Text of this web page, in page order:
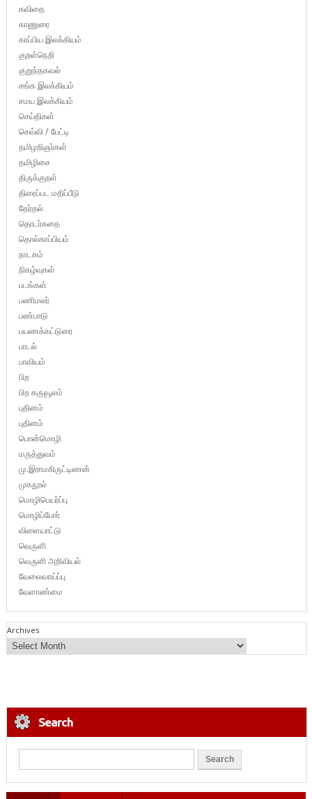
கவிதை
காணுரை
காப்பிய இலக்கியம்
குறள்நெறி
குறுந்தகவல்
சங்க இலக்கியம்
சமய இலக்கியம்
செய்திகள்
செவ்வி / பேட்டி
தமிழறிஞர்கள்
தமிழிசை
திருக்குறள்
திரைப்பட மதிப்பீடு
தேர்தல்
தொடர்கதை
தொல்காப்பியம்
நாடகம்
நிகழ்வுகள்
படங்கள்
பணிமலர்
பண்பாடு
பயணக்கட்டுரை
பாடல்
பாவியம்
பிற
பிற கருவூலம்
புதினம்
புதினம்
பொன்மொழி
மருத்துவம்
மு.இராமகிருட்டிணன்
முகநூல்
மொழிபெயர்ப்பு
மொழிப்போர்
விளையாட்டு
வெருளி
வெருளி அறிவியல்
வேலைவாய்ப்பு
வேளாண்மை
Archives
Search